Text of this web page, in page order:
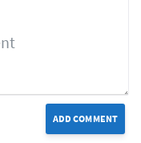
ADD COMMENT